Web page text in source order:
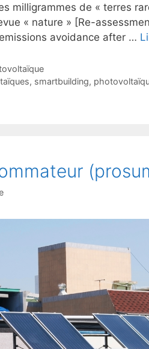
milligrammes de « terres
« nature » [Re-
avoidance after …
, smartbuilding,